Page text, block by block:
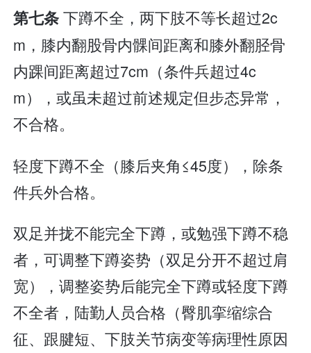
第七条下蹲不全，两下肢不等长超过2c
m，膝内翻股骨内髁间距离和膝外翻胫骨
内踝间距离超过7cm（条件兵超过4c
m），或虽未超过前述规定但步态异常，
不合格。
轻度下蹲不全（膝后夹角≤45度），除条
件兵外合格。
双足并拢不能完全下蹲，或勉强下蹲不稳
者，可调整下蹲姿势（双足分开不超过肩
宽），调整姿势后能完全下蹲或轻度下蹲
不全者，陆勤人员合格（臀肌挛缩综合
征、跟腱短、下肢关节病变等病理性原因